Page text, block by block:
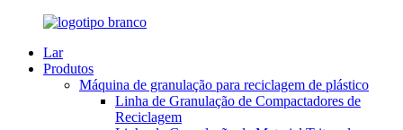
Lar
Produtos
Máquina de granulação para reciclagem de plástico
Linha de Granulação de Compactadores de
Reciclagem